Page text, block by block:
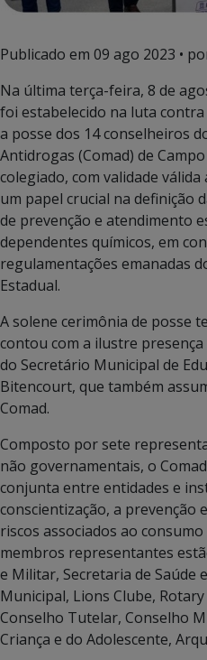
Publicado em 09 ago 2023 •
Na última terça-feira, 8 de
foi estabelecido na luta
a posse dos 14 conselheiros
Antidrogas (Comad) de
colegiado, com validade
um papel crucial na definição
de prevenção e atendimento
dependentes químicos, em
regulamentações emanadas
Estadual.
A solene cerimônia de posse
contou com a ilustre
do Secretário Municipal de
Bitencourt, que também
Comad.
Composto por sete
não governamentais, o
conjunta entre entidades e
conscientização, a prevenção
riscos associados ao
membros representantes
e Militar, Secretaria de Saúde
Municipal, Lions Clube,
Conselho Tutelar, Conselho
Criança e do Adolescente,